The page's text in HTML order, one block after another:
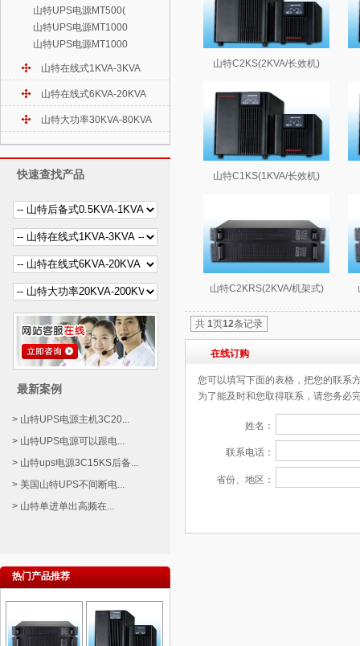
山特UPS电源MT500(
山特UPS电源MT1000
山特UPS电源MT1000
山特在线式1KVA-3KVA
山特在线式6KVA-20KVA
山特大功率30KVA-80KVA
快速查找产品
最新案例
> 山特UPS电源主机3C20...
> 山特UPS电源可以跟电...
> 山特ups电源3C15KS后备...
> 美国山特UPS不间断电...
> 山特单进单出高频在...
热门产品推荐
山特C2KS(2KVA/长效机)
山特C1KS(1KVA/长效机)
山特C2KRS(2KVA/机架式)
共 1页12条记录
在线订购
您可以填写下面的表格，把您的联系
为了能及时和您取得联系，请您务必
姓名：
联系电话：
省份、地区：